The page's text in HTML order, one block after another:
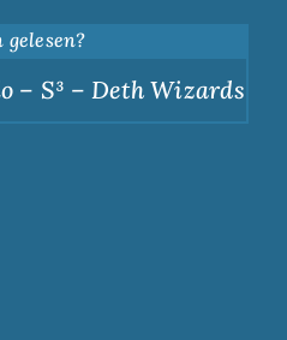
gelesen?
S³ – Deth Wizards –